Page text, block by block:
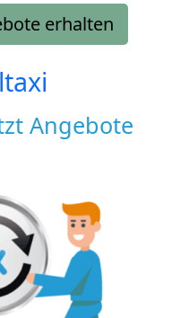
erhalten
Angebote